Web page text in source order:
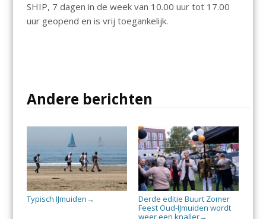
SHIP, 7 dagen in de week van 10.00 uur tot 17.00
uur geopend en is vrij toegankelijk.
Andere berichten
Typisch IJmuiden →
Derde editie Buurt Zomer
Feest Oud-IJmuiden wordt
weer een knaller→